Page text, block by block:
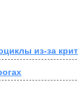
из-за